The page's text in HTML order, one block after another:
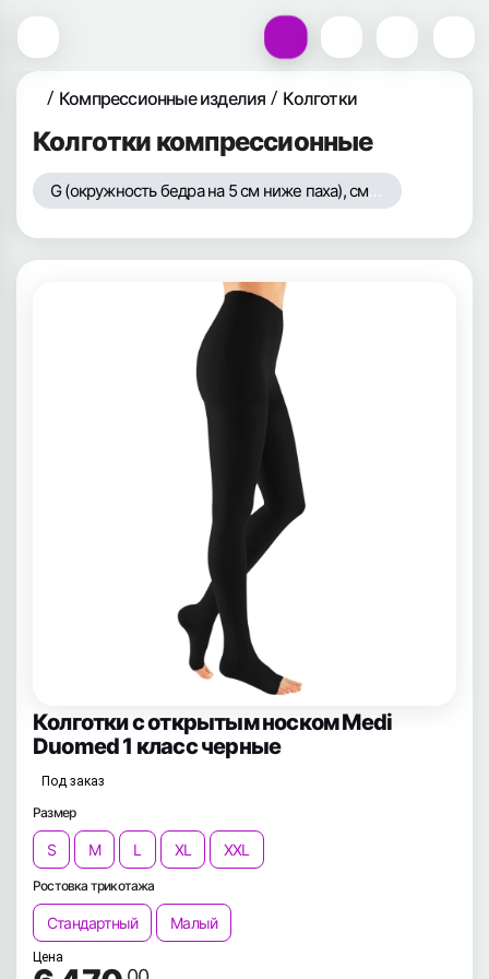
Компрессионные изделия Колготки
Колготки компрессионные
G (окружность бедра на 5 см ниже паха), см - 54-71
Колготки с открытым носком Medi
Duomed 1 класс черные
Под заказ
Размер
S M L XL XXL
Ростовка трикотажа
Стандартный Малый
Цена